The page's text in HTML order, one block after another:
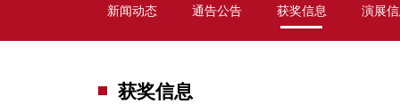
新闻动态 通告公告 获奖信息 演展
获奖信息